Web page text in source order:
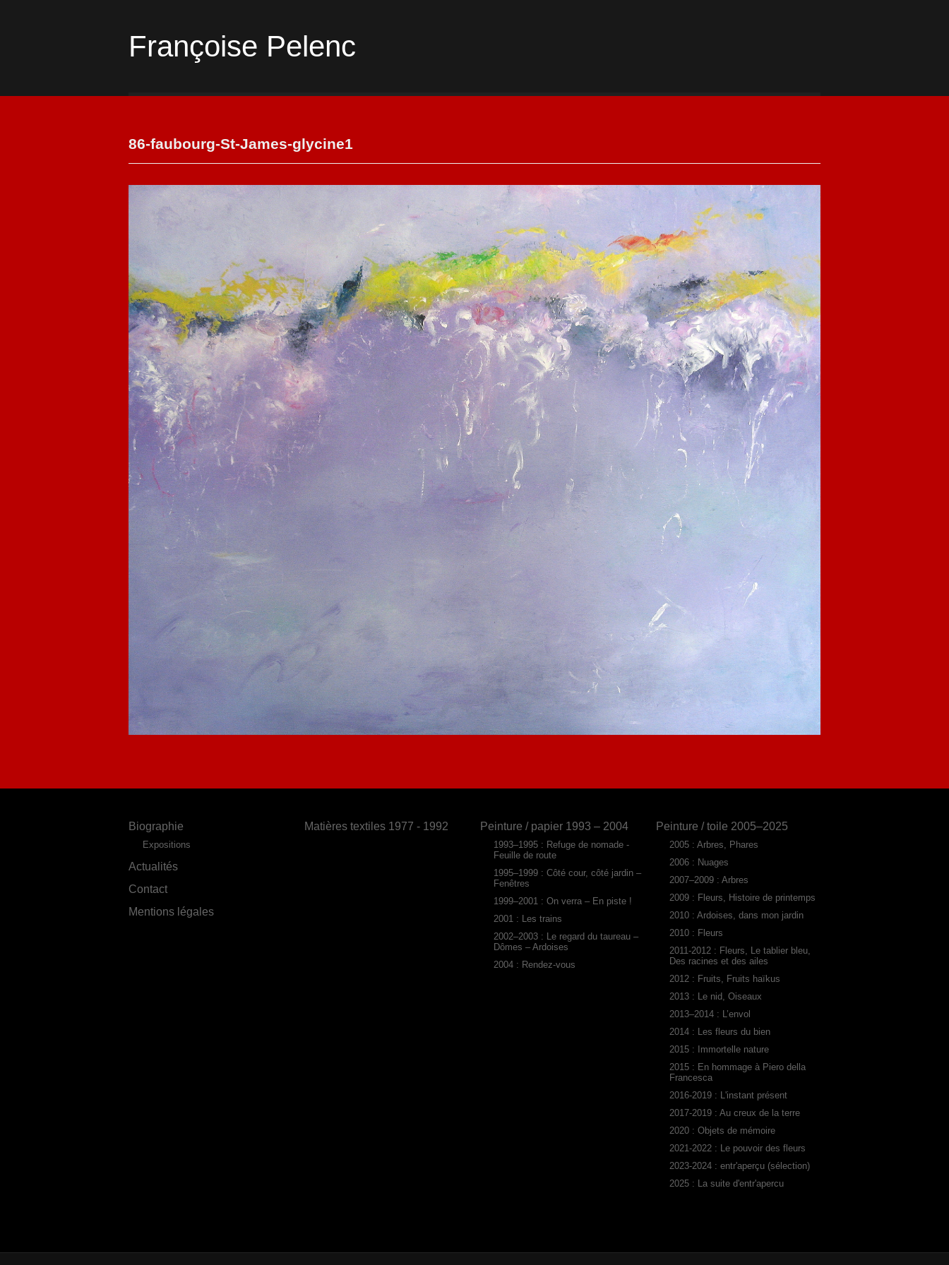
Françoise Pelenc
86-faubourg-St-James-glycine1
Biographie
Expositions
Actualités
Contact
Mentions légales
Matières textiles 1977 - 1992 Peinture / papier 1993 – 2004
1993–1995 : Refuge de nomade -
Feuille de route
1995–1999 : Côté cour, côté jardin –
Fenêtres
1999–2001 : On verra – En piste !
2001 : Les trains
2002–2003 : Le regard du taureau –
Dômes – Ardoises
2004 : Rendez-vous
Peinture / toile 2005–2025
2005 : Arbres, Phares
2006 : Nuages
2007–2009 : Arbres
2009 : Fleurs, Histoire de printemps
2010 : Ardoises, dans mon jardin
2010 : Fleurs
2011-2012 : Fleurs, Le tablier bleu,
Des racines et des ailes
2012 : Fruits, Fruits haïkus
2013 : Le nid, Oiseaux
2013–2014 : L’envol
2014 : Les fleurs du bien
2015 : Immortelle nature
2015 : En hommage à Piero della
Francesca
2016-2019 : L'instant présent
2017-2019 : Au creux de la terre
2020 : Objets de mémoire
2021-2022 : Le pouvoir des fleurs
2023-2024 : entr'aperçu (sélection)
2025 : La suite d'entr'apercu